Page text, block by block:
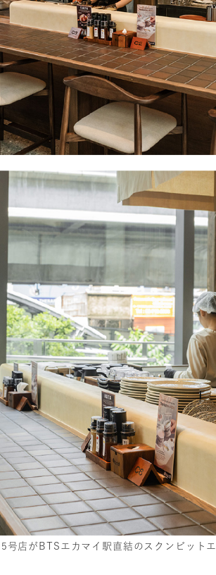
号店がBTSエカマイ駅直結のスクンビット